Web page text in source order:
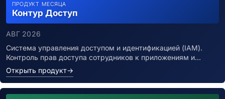
ПРОДУКТ МЕСЯЦА
Контур Доступ
АВГ 2026
Система управления доступом и идентификацией (IAM).
Контроль прав доступа сотрудников к приложениям и…
Открыть продукт→